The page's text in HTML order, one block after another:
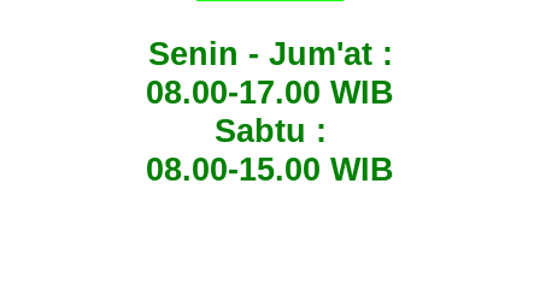
Senin - Jum'at :
08.00-17.00 WIB
Sabtu :
08.00-15.00 WIB